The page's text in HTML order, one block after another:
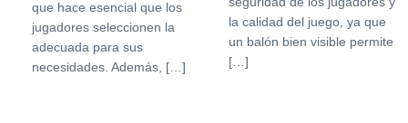
que hace esencial que los
jugadores seleccionen la
adecuada para sus
necesidades. Además, […]
la calidad del juego, ya que
un balón bien visible permite
[…]